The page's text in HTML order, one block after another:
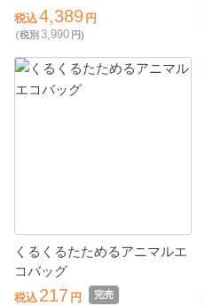
税込4,389 円
（税別 3,990 円)
くるくるたためるアニマルエ
コバッグ
税込 217 円
完売